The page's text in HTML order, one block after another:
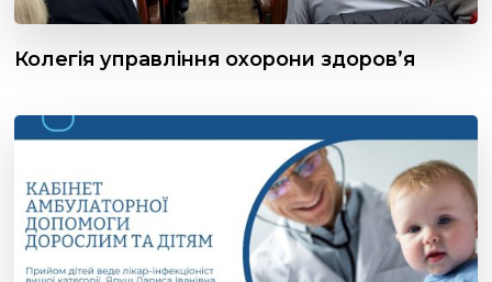
Колегія управління охорони здоров’я